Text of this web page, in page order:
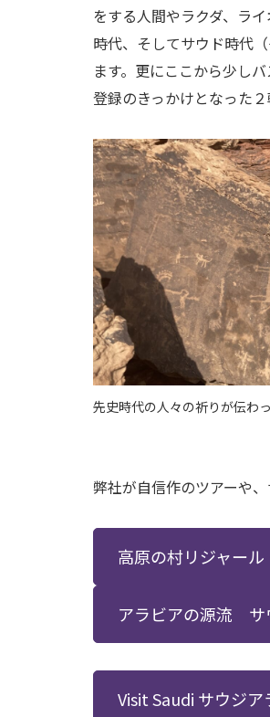
をする人間やラクダ、ラ
時代、そしてサウド時代
ます。更にここから少し
登録のきっかけとなった
先史時代の人々の祈りが伝わっ
弊社が自信作のツアーや
高原の村リジャー
アラビアの源流 サ
Visit Saudi サウジ